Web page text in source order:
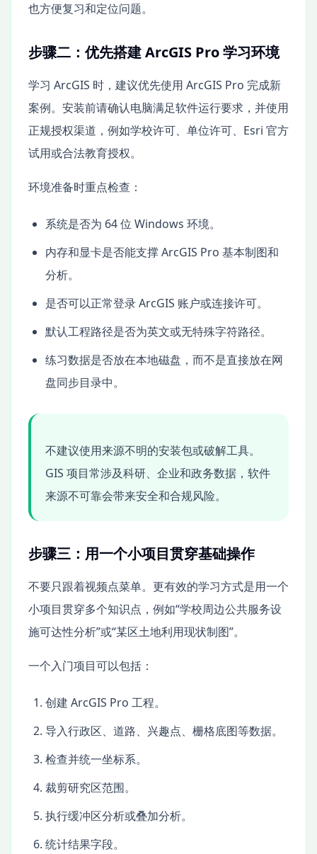
也方便复习和定位问题。
步骤二：优先搭建 ArcGIS Pro 学习环境
学习 ArcGIS 时，建议优先使用 ArcGIS Pro 完成新
案例。安装前请确认电脑满足软件运行要求，并使用
正规授权渠道，例如学校许可、单位许可、Esri 官方
试用或合法教育授权。
环境准备时重点检查：
系统是否为 64 位 Windows 环境。
内存和显卡是否能支撑 ArcGIS Pro 基本制图和
分析。
是否可以正常登录 ArcGIS 账户或连接许可。
默认工程路径是否为英文或无特殊字符路径。
练习数据是否放在本地磁盘，而不是直接放在网
盘同步目录中。
不建议使用来源不明的安装包或破解工具。
GIS 项目常涉及科研、企业和政务数据，软件
来源不可靠会带来安全和合规风险。
步骤三：用一个小项目贯穿基础操作
不要只跟着视频点菜单。更有效的学习方式是用一个
小项目贯穿多个知识点，例如“学校周边公共服务设
施可达性分析”或“某区土地利用现状制图”。
一个入门项目可以包括：
创建 ArcGIS Pro 工程。
导入行政区、道路、兴趣点、栅格底图等数据。
检查并统一坐标系。
裁剪研究区范围。
执行缓冲区分析或叠加分析。
统计结果字段。